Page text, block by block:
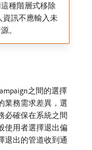
種階層式移除
訊不應輸入未
。
之間的選擇
業務需求差異，選
必確保在系統之間
使用者選擇退出偏
退出的管道收到通